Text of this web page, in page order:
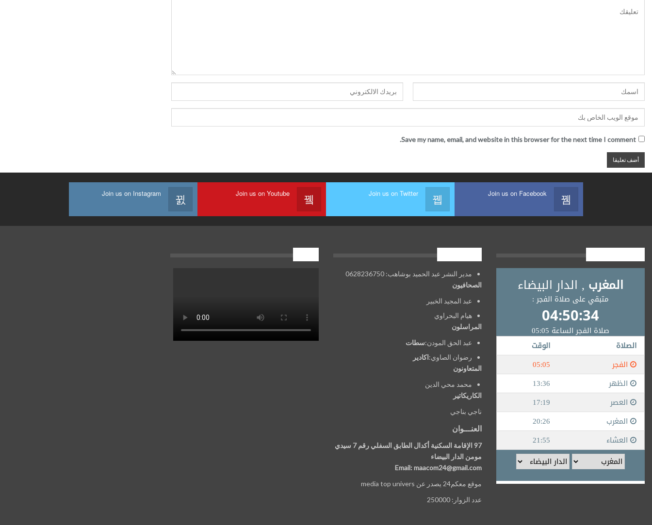
Save my name, email, and website in this browser for the next time I comment.
Join us on Facebook
Join us on Twitter
Join us on Youtube
Join us on Instagram
مدير النشر عبد الحميد بوشاهب: 0628236750
الصحافيون
عبد المجيد الخبير
هيام البحراوي
المراسلون
عبد الحق المودن:سطات
رضوان الصاوي:اكادير
المتعاونون
محمد محي الدين
الكاريكاتير
ناجي بناجي
العنـــوان
97 الإقامة السكنية أكدال الطابق السفلي رقم 7 سيدي
مومن الدار البيضاء
Email: maacom24@gmail.com
موقع معكم24 يصدر عن media top univers
عدد الزوار: 250000